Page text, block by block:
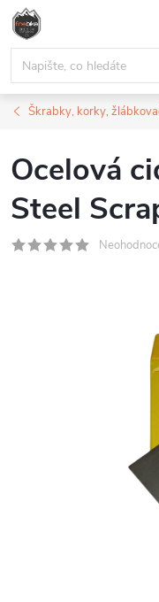
Přejít
obsah
Škrabky, korky,
Ocelová
Steel